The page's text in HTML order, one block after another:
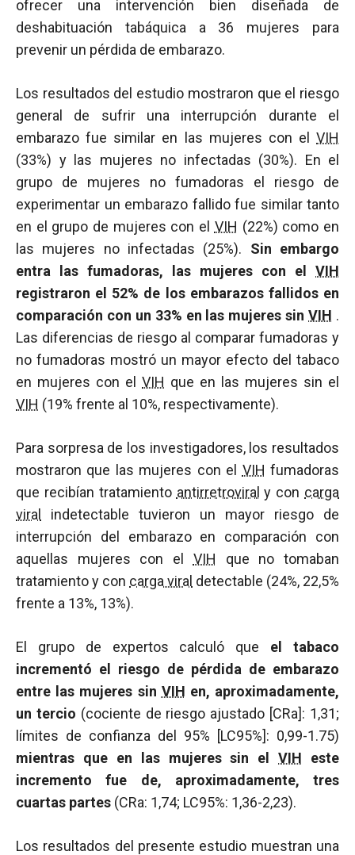
ofrecer una intervención bien diseñada de
deshabituación tabáquica a 36 mujeres para
prevenir un pérdida de embarazo.
Los resultados del estudio mostraron que el riesgo
general de sufrir una interrupción durante el
embarazo fue similar en las mujeres con el VIH
(33%) y las mujeres no infectadas (30%). En el
grupo de mujeres no fumadoras el riesgo de
experimentar un embarazo fallido fue similar tanto
en el grupo de mujeres con el VIH (22%) como en
las mujeres no infectadas (25%). Sin embargo
entra las fumadoras,
las mujeres con el VIH
registraron el 52% de los embarazos fallidos en
comparación con un 33% en las mujeres sinVIH .
Las diferencias de riesgo al comparar fumadoras y
no fumadoras mostró un mayor efecto del tabaco
en mujeres con el VIH que en las mujeres sin el
VIH (19% frente al 10%, respectivamente).
Para sorpresa de los investigadores, los resultados
mostraron que las mujeres con el VIH fumadoras
que recibían tratamiento antirretroviral y con carga
viral
indetectable tuvieron un mayor riesgo de
interrupción del embarazo en comparación con
aquellas mujeres con el VIH que no tomaban
tratamiento y con carga viral detectable (24%, 22,5%
frente a 13%, 13%).
El grupo de expertos calculó que el tabaco
incrementó el riesgo de pérdida de embarazo
entre las mujeres sin VIH en, aproximadamente,
un tercio (cociente de riesgo ajustado [CRa]: 1,31;
límites de confianza del 95% [LC95%]: 0,99-1.75)
mientras que en las mujeres sin elVIH este
incremento fue de, aproximadamente, tres
cuartas partes (CRa: 1,74; LC95%: 1,36-2,23).
Los resultados del presente estudio muestran una